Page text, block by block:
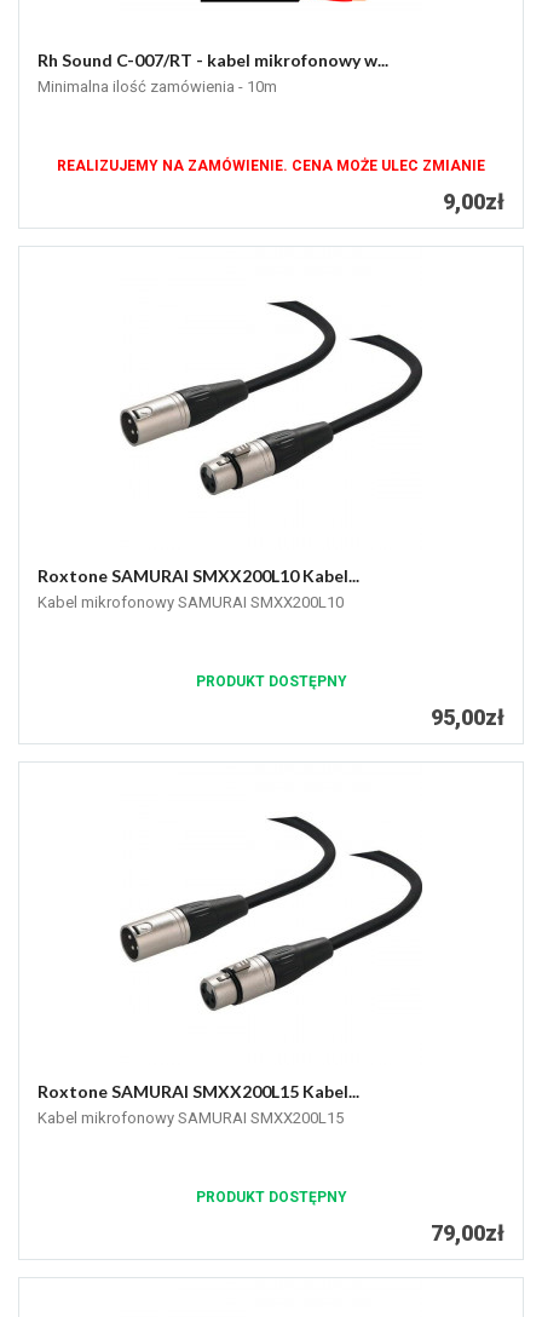
Rh Sound C-007/RT - kabel mikrofonowy w...
Minimalna ilość zamówienia - 10m
REALIZUJEMY NA ZAMÓWIENIE. CENA MOŻE ULEC ZMIANIE
9,00zł
Roxtone SAMURAI SMXX200L10 Kabel...
Kabel mikrofonowy SAMURAI SMXX200L10
PRODUKT DOSTĘPNY
95,00zł
Roxtone SAMURAI SMXX200L15 Kabel...
Kabel mikrofonowy SAMURAI SMXX200L15
PRODUKT DOSTĘPNY
79,00zł